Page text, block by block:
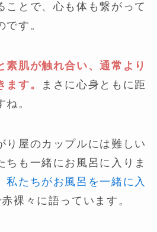
ことで、心も体も繋がって
す。
素肌が触れ合い、通常より
ます。
まさに心身ともに距
。
り屋のカップルには難しい
ちも一緒にお風呂に入りま
私たちがお風呂を一緒に入
赤裸々に語っています。